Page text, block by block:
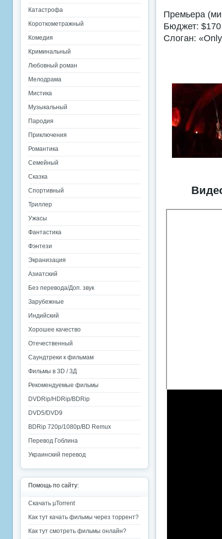
Премьера
Бюджет:
Слоган:
Катастрофа
Короткометражный
Комедия
Криминальный
Любовный роман
Мелодрама
Мистика
Музыкальный
Пародия
Приключения
Романтика
Семейный
Сказка
Спортивный
Триллер
Ужасы
Фантастика
Фэнтези
Экранизация
Азиатский
Без перевода/Доп. звук
Зарубежные
Индийский
Хорошее качество
Отечественный
Саундтреки к фильмам
Фильмы в 3D / 3Д
Рекомендуемые фильмы
DVDRip/HDRip/BDRip
DVD5/DVD9
BDRip 720p/1080p/BD Remux
Перевод Гоблина
Украинский перевод
Помощь по сайту:
Скачать µTorrent
Как тут качать фильмы через торрент?
Как тут смотреть фильмы онлайн?